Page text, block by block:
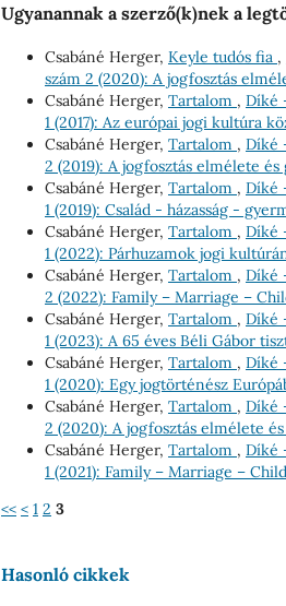
Ugyanannak a szerző(k)nek a
Csabáné Herger, Keyle tudós fia ,
szám 2 (2020): A jogfosztás
Csabáné Herger, Tartalom , Díké
1 (2017): Az európai jogi kultúra
Csabáné Herger, Tartalom , Díké
2 (2019): A jogfosztás elmélete
Csabáné Herger, Tartalom , Díké
1 (2019): Család - házasság -
Csabáné Herger, Tartalom , Díké
1 (2022): Párhuzamok jogi
Csabáné Herger, Tartalom , Díké
2 (2022): Family – Marriage –
Csabáné Herger, Tartalom , Díké
1 (2023): A 65 éves Béli Gábor
Csabáné Herger, Tartalom , Díké
1 (2020): Egy jogtörténész
Csabáné Herger, Tartalom , Díké
2 (2020): A jogfosztás elmélete
Csabáné Herger, Tartalom , Díké
1 (2021): Family – Marriage –
<< < 1 2 3
Hasonló cikkek